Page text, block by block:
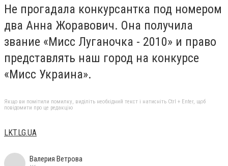
Не прогадала конкурсантка под номером
два Анна Жоравович. Она получила
звание «Мисс Луганочка - 2010» и право
представлять наш город на конкурсе
«Мисс Украина».
Якщо ви помітили помилку, виділіть необхідний текст і натисніть Ctrl + Enter, щоб
повідомити про це редакцію
LKT.LG.UA
Валерия Ветрова